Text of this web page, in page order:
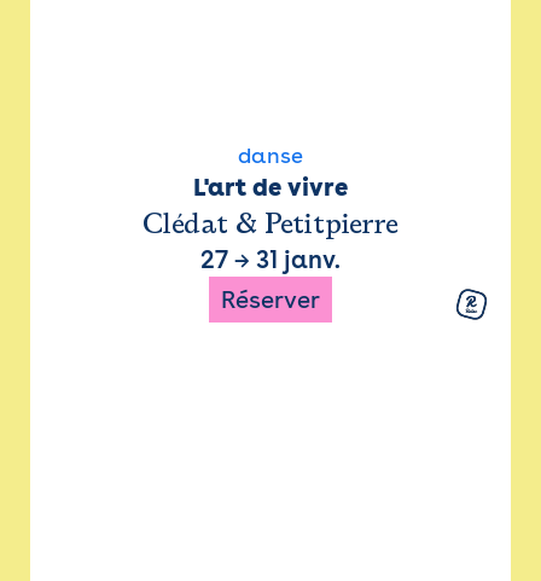
danse
L'art de vivre
Clédat & Petitpierre
27 → 31 janv.
Réserver